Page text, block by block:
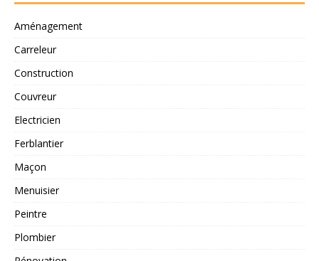
Aménagement
Carreleur
Construction
Couvreur
Electricien
Ferblantier
Maçon
Menuisier
Peintre
Plombier